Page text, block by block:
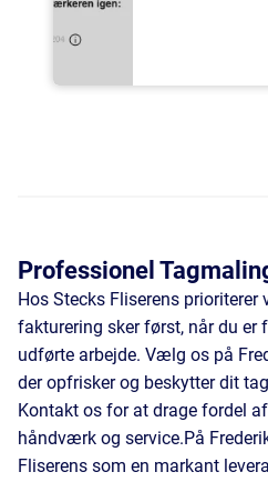
Professionel
Hos Stecks Fliserens
fakturering sker først, når du er
udførte arbejde. Vælg os på
der opfrisker og beskytter dit
Kontakt os for at drage fordel
håndværk og service.På
Fliserens som en markant